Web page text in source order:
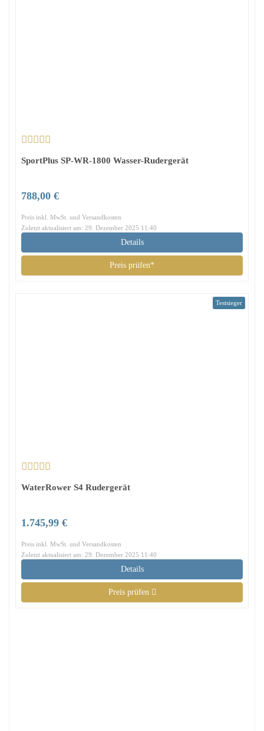
SportPlus SP-WR-1800 Wasser-Rudergerät
788,00 €
Preis inkl. MwSt. und Versandkosten
Zuletzt aktualisiert am: 29. Dezember 2025 11:40
Details
Preis prüfen*
Testsieger
WaterRower S4 Rudergerät
1.745,99 €
Preis inkl. MwSt. und Versandkosten
Zuletzt aktualisiert am: 29. Dezember 2025 11:40
Details
Preis prüfen